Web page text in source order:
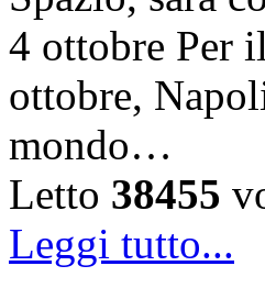
4 ottobre Per
ottobre,
mondo…
Letto 38455
Leggi tutto...